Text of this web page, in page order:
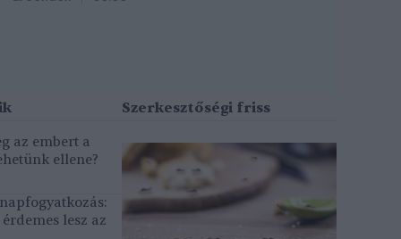
az embert a
ellene?
lesz az